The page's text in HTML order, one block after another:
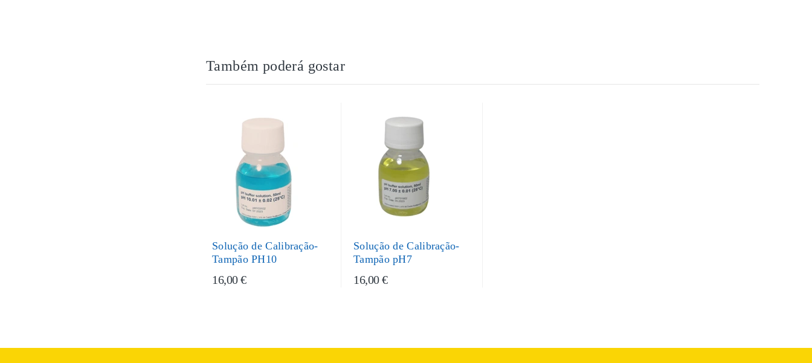
Também poderá gostar
Solução de Calibração-
Tampão PH10
16,00 €
Solução de Calibração-
Tampão pH7
16,00 €